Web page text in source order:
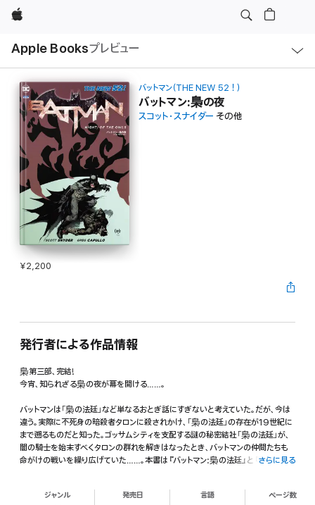
Apple
Apple Booksプレビュー
ル
バットマン（THE NEW 52！）
バットマン:梟の夜
スコット・スナイダー その他
¥2,200
発行者による作品情報
梟第三部、完結!
今宵、知られざる梟の夜が幕を開ける……。
バットマンは「梟の法廷」など単なるおとぎ話にすぎないと考えていた。だが、今は
違う。実際に不死身の暗殺者タロンに殺されかけ、「梟の法廷」の存在が19世紀に
まで遡るものだと知った。ゴッサムシティを支配する謎の秘密結社「梟の法廷」が、
闇の騎士を始末すべくタロンの群れを解きはなったとき、バットマンの仲間たちも
命がけの戦いを繰り広げていた……。本書は『バットマン:梟の法廷』と『バットマン:
さらに見る
ジャンル 発売日 言語 ページ数